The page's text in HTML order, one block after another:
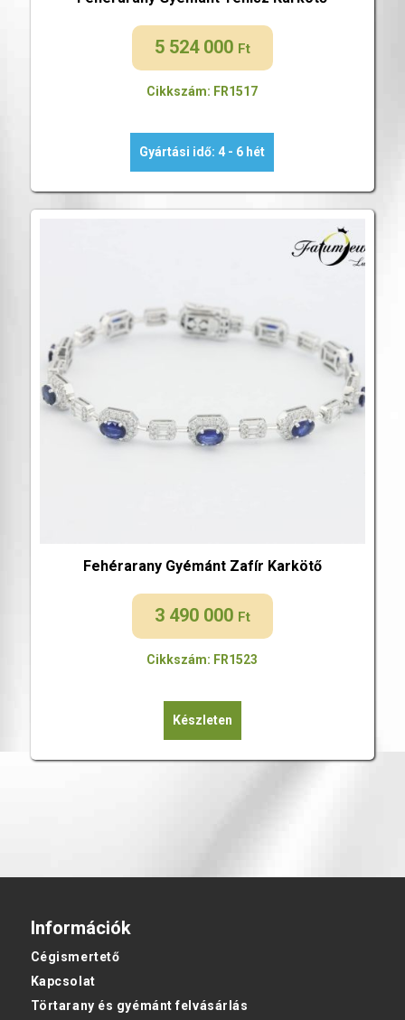
5 524 000 Ft
Cikkszám: FR1517
Gyártási idő: 4 - 6 hét
Fehérarany Gyémánt Zafír Karkötő
3 490 000 Ft
Cikkszám: FR1523
Készleten
Információk
Cégismertető
Kapcsolat
Törtarany és gyémánt felvásárlás